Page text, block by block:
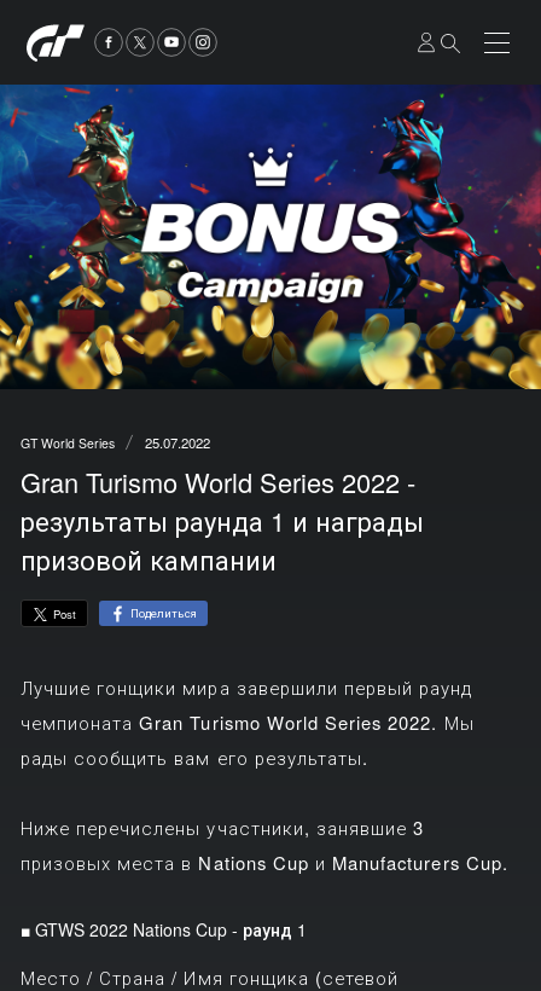
GT World Series 25.07.2022
Gran Turismo World Series 2022 -
результаты раунда 1 и награды
призовой кампании
Post Поделиться
Лучшие гонщики мира завершили первый раунд
чемпионата Gran Turismo World Series 2022. Мы
рады сообщить вам его результаты.
Ниже перечислены участники, занявшие 3
призовых места в Nations Cup и Manufacturers Cup.
■ GTWS 2022 Nations Cup - раунд 1
Место / Страна / Имя гонщика (сетевой